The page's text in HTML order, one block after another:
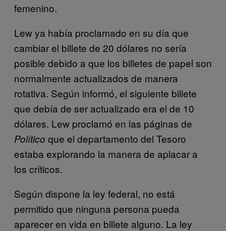
femenino.
Lew ya había proclamado en su día que
cambiar el billete de 20 dólares no sería
posible debido a que los billetes de papel son
normalmente actualizados de manera
rotativa. Según informó, el siguiente billete
que debía de ser actualizado era el de 10
dólares. Lew proclamó en las páginas de
Político que el departamento del Tesoro
estaba explorando la manera de aplacar a
los críticos.
Según dispone la ley federal, no está
permitido que ninguna persona pueda
aparecer en vida en billete alguno. La ley